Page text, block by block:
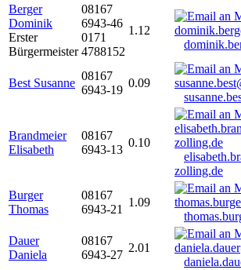
Berger
Dominik
Erster
Bürgermeister
08167
6943-46
0171
4788152
1.12
Best Susanne
08167
6943-19
0.09
Brandmeier
Elisabeth
08167
6943-13
0.10
zolling.de
Burger
Thomas
08167
6943-21
1.09
Dauer
Daniela
08167
6943-27
2.01